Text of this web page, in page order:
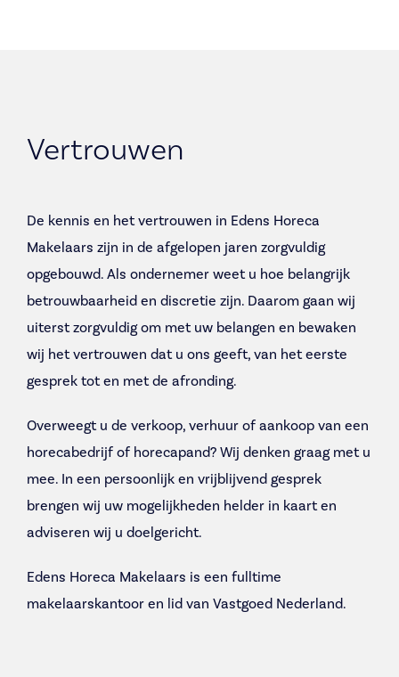
Vertrouwen
De kennis en het vertrouwen in Edens Horeca
Makelaars zijn in de afgelopen jaren zorgvuldig
opgebouwd. Als ondernemer weet u hoe belangrijk
betrouwbaarheid en discretie zijn. Daarom gaan wij
uiterst zorgvuldig om met uw belangen en bewaken
wij het vertrouwen dat u ons geeft, van het eerste
gesprek tot en met de afronding.
Overweegt u de verkoop, verhuur of aankoop van een
horecabedrijf of horecapand? Wij denken graag met u
mee. In een persoonlijk en vrijblijvend gesprek
brengen wij uw mogelijkheden helder in kaart en
adviseren wij u doelgericht.
Edens Horeca Makelaars is een fulltime
makelaarskantoor en lid van Vastgoed Nederland.